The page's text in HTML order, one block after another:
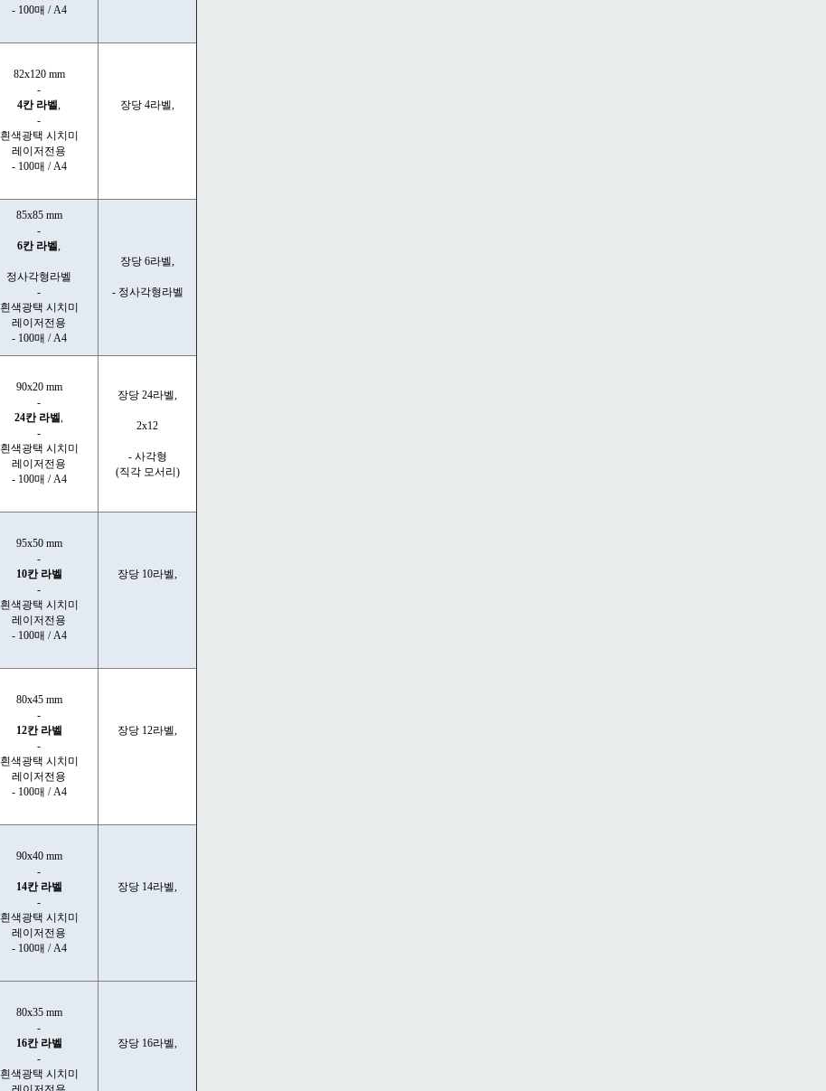
- 100매 / A4
82x120 mm
-
4칸 라벨,
-
흰색광택 시치미
레이저전용
- 100매 / A4
장당 4라벨,
85x85 mm
-
6칸 라벨,
정사각형라벨
-
흰색광택 시치미
레이저전용
- 100매 / A4
장당 6라벨,
- 정사각형라벨
90x20 mm
-
24칸 라벨,
-
흰색광택 시치미
레이저전용
- 100매 / A4
장당 24라벨,
2x12
- 사각형
(직각 모서리)
95x50 mm
-
10칸 라벨
-
흰색광택 시치미
레이저전용
- 100매 / A4
장당 10라벨,
80x45 mm
-
12칸 라벨
-
흰색광택 시치미
레이저전용
- 100매 / A4
장당 12라벨,
90x40 mm
-
14칸 라벨
-
흰색광택 시치미
레이저전용
- 100매 / A4
장당 14라벨,
80x35 mm
-
16칸 라벨
-
흰색광택 시치미
장당 16라벨,